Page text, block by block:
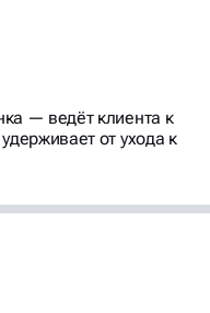
— ведёт клиента к
от ухода к